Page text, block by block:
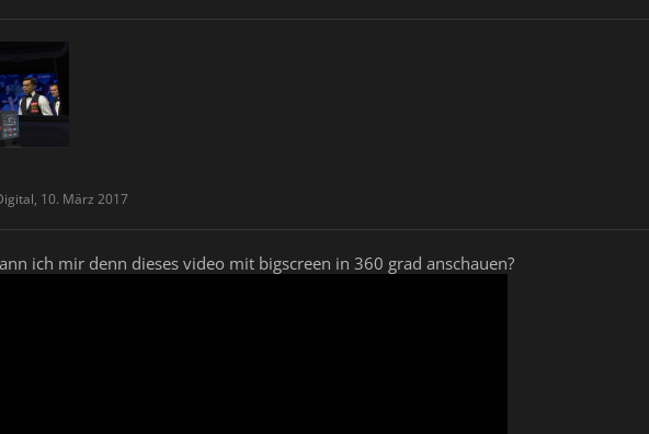
, 10. März 2017
ich mir denn dieses video mit bigscreen in 360 grad anschauen?